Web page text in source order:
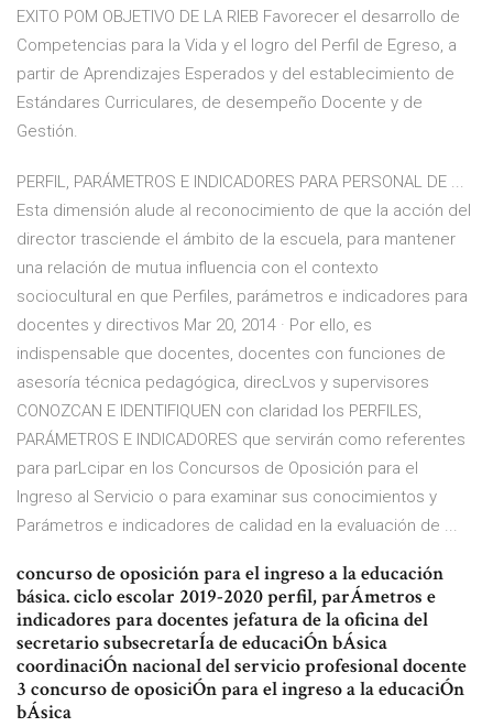
EXITO POM OBJETIVO DE LA RIEB Favorecer el desarrollo de
Competencias para la Vida y el logro del Perfil de Egreso, a
partir de Aprendizajes Esperados y del establecimiento de
Estándares Curriculares, de desempeño Docente y de
Gestión.
PERFIL, PARÁMETROS E INDICADORES PARA PERSONAL DE ...
Esta dimensión alude al reconocimiento de que la acción del
director trasciende el ámbito de la escuela, para mantener
una relación de mutua influencia con el contexto
sociocultural en que Perfiles, parámetros e indicadores para
docentes y directivos Mar 20, 2014 · Por ello, es
indispensable que docentes, docentes con funciones de
asesoría técnica pedagógica, direcLvos y supervisores
CONOZCAN E IDENTIFIQUEN con claridad los PERFILES,
PARÁMETROS E INDICADORES que servirán como referentes
para parLcipar en los Concursos de Oposición para el
Ingreso al Servicio o para examinar sus conocimientos y
Parámetros e indicadores de calidad en la evaluación de ...
concurso de oposición para el ingreso a la educación
básica. ciclo escolar 2019-2020 perfil, parÁmetros e
indicadores para docentes jefatura de la oficina del
secretario subsecretarÍa de educaciÓn bÁsica
coordinaciÓn nacional del servicio profesional docente
3 concurso de oposiciÓn para el ingreso a la educaciÓn
bÁsica